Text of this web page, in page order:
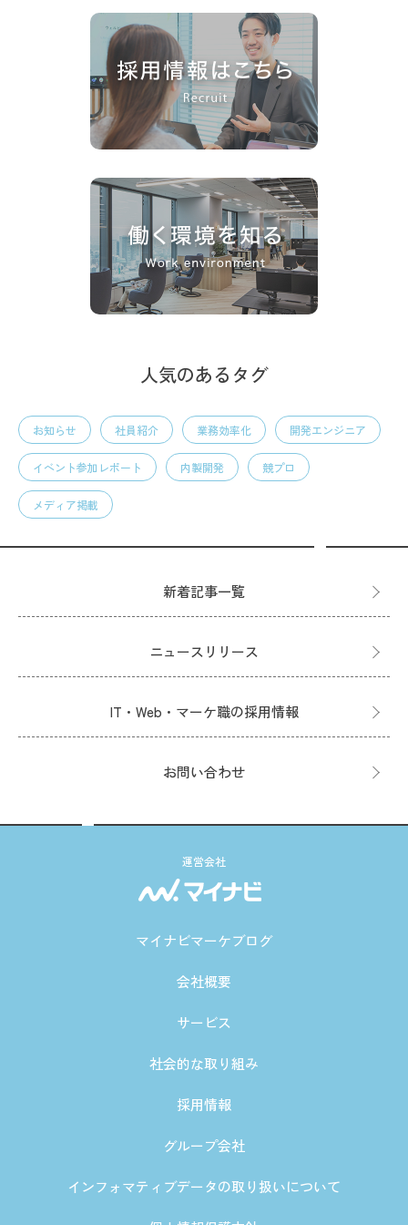
人気のあるタグ
お知らせ 社員紹介 業務効率化 開発エンジニア
イベント参加レポート 内製開発 競プロ
メディア掲載
新着記事一覧
ニュースリリース
IT・Web・マーケ職の採用情報
お問い合わせ
運営会社
マイナビマーケブログ
会社概要
サービス
社会的な取り組み
採用情報
グループ会社
インフォマティブデータの取り扱いについて